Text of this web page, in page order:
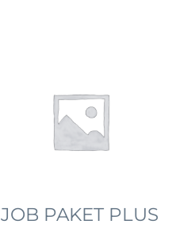
JOB PAKET PLUS